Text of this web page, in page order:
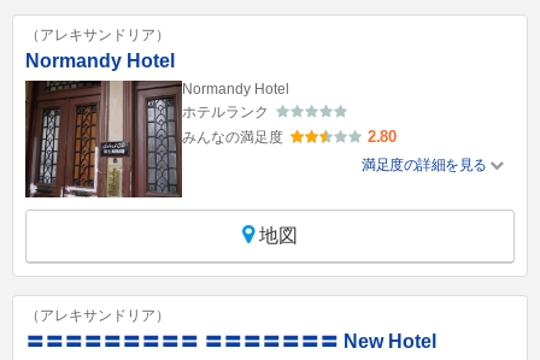
（アレキサンドリア）
Normandy Hotel
Normandy Hotel
ホテルランク
みんなの満足度
2.80
満足度の詳細を見る
地図
（アレキサンドリア）
〓〓〓〓〓〓〓〓〓 〓〓〓〓〓〓〓 New Hotel